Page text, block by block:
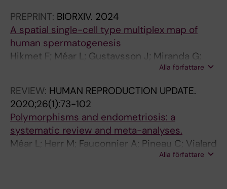
PREPRINT: BIORXIV. 2024
A spatial single-cell type multiplex map of
human spermatogenesis
Hikmet F; Méar L; Gustavsson J; Miranda G;
Zhang C; Katona B; Schutten R; Adelsköld P;
Uhlén M; Lindskog C
Alla författare
REVIEW: HUMAN REPRODUCTION UPDATE.
2020;26(1):73-102
Polymorphisms and endometriosis: a
systematic review and meta-analyses.
Méar L; Herr M; Fauconnier A; Pineau C; Vialard
Alla författare